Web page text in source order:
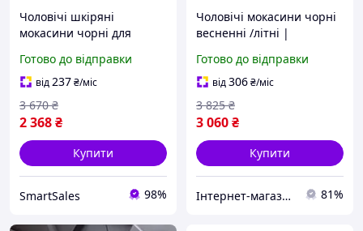
Чоловічі шкіряні
мокасини чорні для
натуральна шкіра
комфортне взуття
Готово до відправки
від237₴/міс
2 368₴
3 670 ₴
Купити
SmartSales 98%
Чоловічі мокасини чорні
весненні /літні |
ч/з весна/літо | Стильні
та зручні чоловічі
мокасини
Готово до відправки
від306₴/міс
3 060₴
3 825 ₴
Купити
Інтернет-магазин Already Better 81%